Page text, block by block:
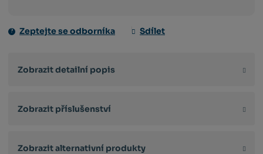
Zeptejte se odborníka Sdílet
Zobrazit detailní popis
Zobrazit příslušenství
Zobrazit alternativní produkty